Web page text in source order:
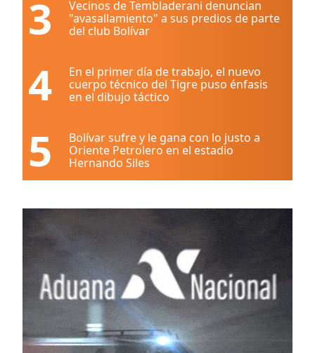
3
Vecinos de Tembladerani denuncian
"avasallamiento" a sus predios de parte
del club Bolívar
4
En el primer día de trabajo, el nuevo
cuerpo técnico del Tigre puso énfasis
en el dibujo táctico
5
Bolívar sufre y le gana con lo justo a
Oriente Petrolero en el estadio
Hernando Siles